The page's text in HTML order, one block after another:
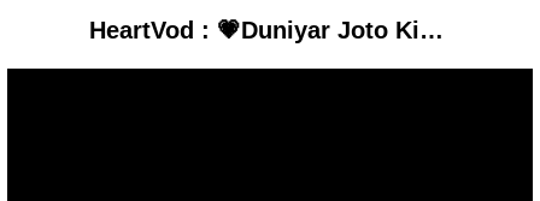
HeartVod : 💗Duniyar Joto Kipta🎀দুনিয়ার যত কিপটা💘 #information #unfrezzmyaccount #duet #unfrez #loveyou #funny